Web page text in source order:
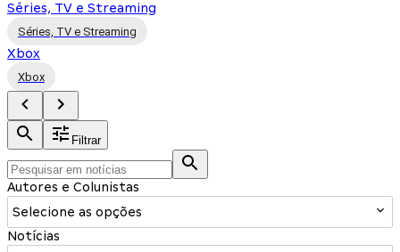
Séries, TV e Streaming
Séries, TV e Streaming
Xbox
Xbox
Filtrar
Autores e Colunistas
Selecione as opções
Notícias